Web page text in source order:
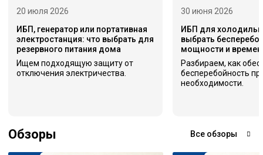
20 июля 2026
ИБП, генератор или портативная
электростанция: что выбрать для
резервного питания дома
Ищем подходящую защиту от
отключения электричества.
30 июня 2026
ИБП для
выбрать
мощности и
Разбираем, как
бесперебойность
необходимости.
Обзоры Все обзоры